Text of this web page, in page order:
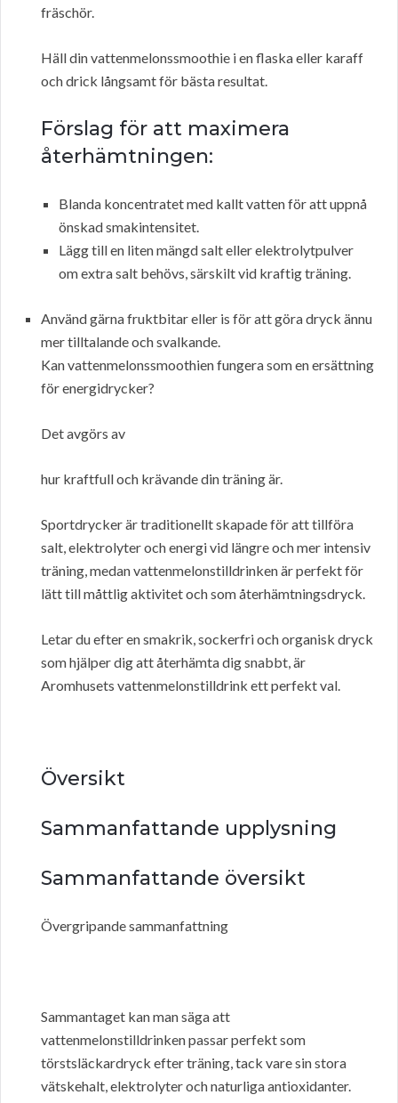
fräschör.
Häll din vattenmelonssmoothie i en flaska eller karaff
och drick långsamt för bästa resultat.
Förslag för att maximera
återhämtningen:
Blanda koncentratet med kallt vatten för att uppnå
önskad smakintensitet.
Lägg till en liten mängd salt eller elektrolytpulver
om extra salt behövs, särskilt vid kraftig träning.
Använd gärna fruktbitar eller is för att göra dryck ännu
mer tilltalande och svalkande.
Kan vattenmelonssmoothien fungera som en ersättning
för energidrycker?
Det avgörs av
hur kraftfull och krävande din träning är.
Sportdrycker är traditionellt skapade för att tillföra
salt, elektrolyter och energi vid längre och mer intensiv
träning, medan vattenmelonstilldrinken är perfekt för
lätt till måttlig aktivitet och som återhämtningsdryck.
Letar du efter en smakrik, sockerfri och organisk dryck
som hjälper dig att återhämta dig snabbt, är
Aromhusets vattenmelonstilldrink ett perfekt val.
Översikt
Sammanfattande upplysning
Sammanfattande översikt
Övergripande sammanfattning
Sammantaget kan man säga att
vattenmelonstilldrinken passar perfekt som
törstsläckardryck efter träning, tack vare sin stora
vätskehalt, elektrolyter och naturliga antioxidanter.